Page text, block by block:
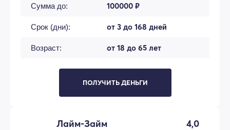
Сумма до: 100000 ₽
Срок (дни): от 3 до 168 дней
Возраст: от 18 до 65 лет
ПОЛУЧИТЬ ДЕНЬГИ
Лайм-Займ 4,0